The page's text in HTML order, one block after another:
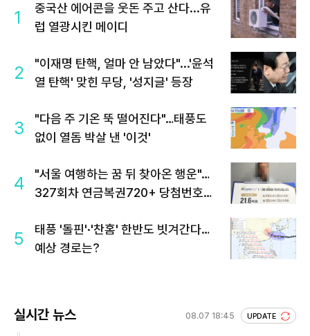
1
중국산 에어콘을 웃돈 주고 산다...유
럽 열광시킨 메이디
2
"이재명 탄핵, 얼마 안 남았다"...'윤석
열 탄핵' 맞힌 무당, '성지글' 등장
3
"다음 주 기온 뚝 떨어진다"…태풍도
없이 열돔 박살 낸 '이것'
4
"서울 여행하는 꿈 뒤 찾아온 행운"…
327회차 연금복권720+ 당첨번호조
5
태풍 '돌핀'·'찬홈' 한반도 빗겨간다…
예상 경로는?
실시간 뉴스 08.07 18:45 UPDATE